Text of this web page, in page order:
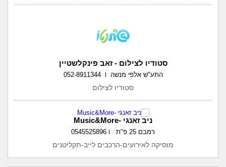
סטודיו לצילום - זאב פינקלשטיין
התע"ש אלפי מנשה 052-8911344
סטודיו לצילום
ניב זאנגי -Music&More
רמבם 25 פ"ת 0545525896
מוסיקה לאירועים-הרכבים לייב-תקליטנים